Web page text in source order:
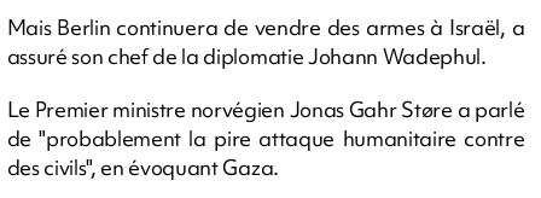
Mais Berlin continuera de vendre des armes à Israël, a
assuré son chef de la diplomatie Johann Wadephul.
Le Premier ministre norvégien Jonas Gahr Støre a parlé
de "probablement la pire attaque humanitaire contre
des civils", en évoquant Gaza.